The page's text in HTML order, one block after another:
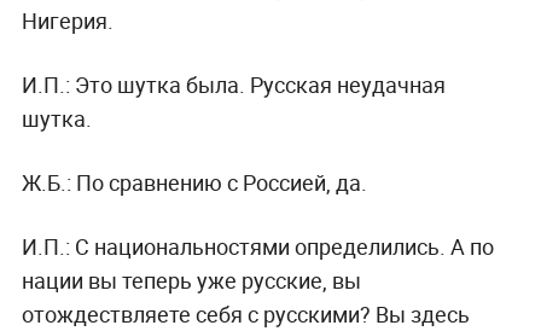
Нигерия.
И.П.: Это шутка была. Русская неудачная
шутка.
Ж.Б.: По сравнению с Россией, да.
И.П.: С национальностями определились. А по
нации вы теперь уже русские, вы
отождествляете себя с русскими? Вы здесь